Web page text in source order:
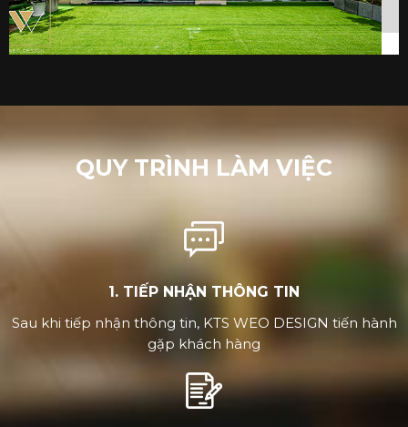
QUY TRÌNH LÀM VIỆC
1. TIẾP NHẬN THÔNG TIN
Sau khi tiếp nhận thông tin, KTS WEO DESIGN tiến hành
gặp khách hàng